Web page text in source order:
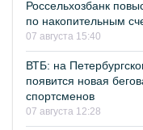
Россельхозбанк
по накопительным
07 августа 15:40
ВТБ: на
появится новая
спортсменов
07 августа 12:28